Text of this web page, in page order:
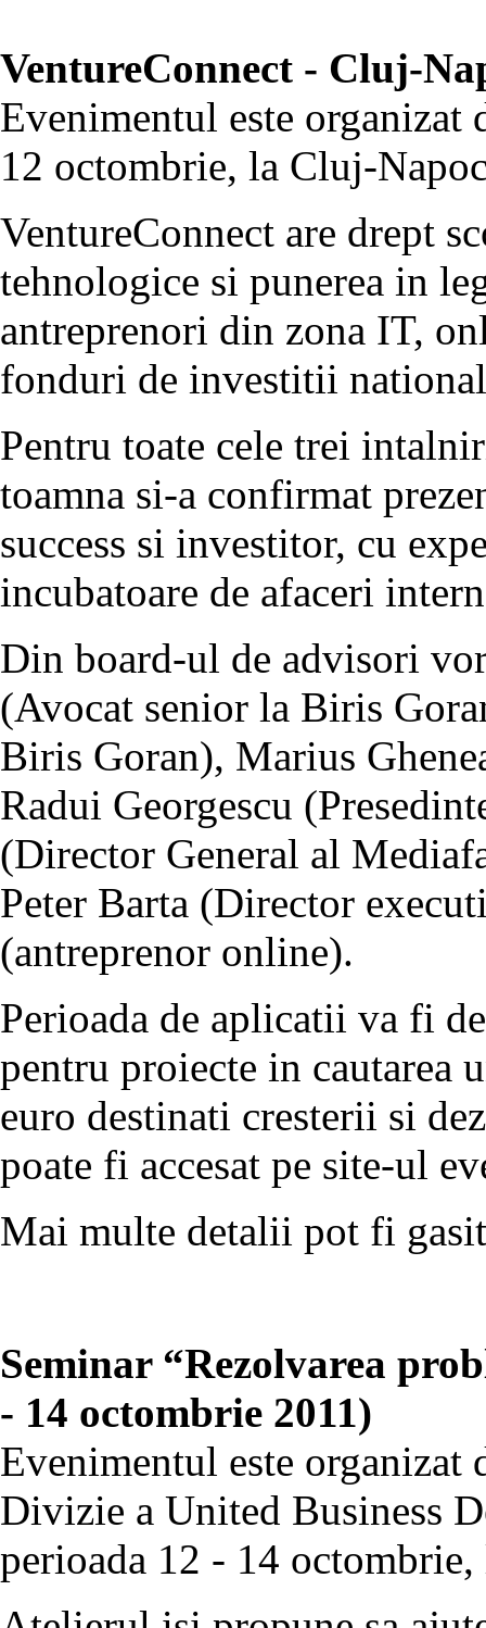
VentureConnect - Cluj-
Evenimentul este organizat
12 octombrie, la Cluj-
VentureConnect are drept
tehnologice si punerea in
antreprenori din zona IT,
fonduri de investitii
Pentru toate cele trei
toamna si-a confirmat
success si investitor, cu
incubatoare de afaceri
Din board-ul de advisori
(Avocat senior la Biris
Biris Goran), Marius
Radui Georgescu
(Director General al
Peter Barta (Director
(antreprenor online).
Perioada de aplicatii va fi
pentru proiecte in
euro destinati cresterii si
poate fi accesat pe site-ul
Mai multe detalii pot fi
Seminar “Rezolvarea
- 14 octombrie 2011)
Evenimentul este organizat
Divizie a United Business
perioada 12 - 14